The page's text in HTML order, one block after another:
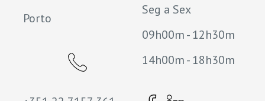
Porto
Seg a Sex
09h00m - 12h30m
14h00m - 18h30m